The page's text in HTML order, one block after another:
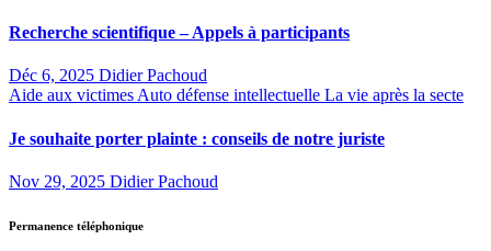
Recherche scientifique – Appels à participants
Déc 6, 2025 Didier Pachoud
Aide aux victimes Auto défense intellectuelle La vie après la secte
Je souhaite porter plainte : conseils de notre juriste
Nov 29, 2025 Didier Pachoud
Permanence téléphonique